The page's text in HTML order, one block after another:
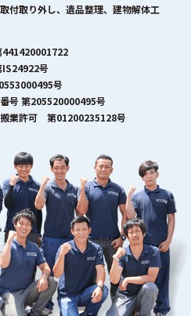
付取り外し、遺品整理、建物解体工
441420001722
IS24922号
号
号 第205520000495号
搬業許可 第01200235128号